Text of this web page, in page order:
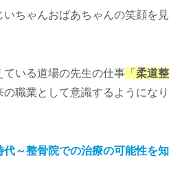
ちゃんおばあちゃんの笑顔を見
いる道場の先生の仕事 「 柔道整
の職業として意識するようになり
代～整骨院での治療の可能性を知